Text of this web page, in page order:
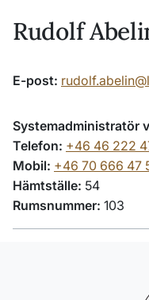
Rudolf
E-post:
Systemadministratör
Telefon: +46 46 222
Mobil: +46 70 666 47
Hämtställe: 54
Rumsnummer: 103